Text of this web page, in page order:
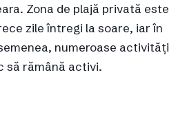
Zona de plajă privată este
zile întregi la soare, iar în
numeroase activități
să rămână activi.